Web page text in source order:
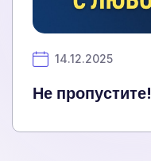
14.12.2025
Не пропустите!